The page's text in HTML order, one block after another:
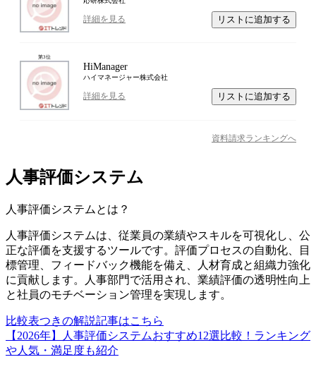
詳細を見る リストに追加する
第3位
HiManager
ハイマネージャー株式会社
詳細を見る リストに追加する
資料請求ランキングへ
人事評価システム
人事評価システム とは？
人事評価システムは、従業員の業績やスキルを可視化し、公
正な評価を支援するツールです。評価プロセスの自動化、目
標管理、フィードバック機能を備え、人材育成と組織力強化
に貢献します。人事部門で活用され、業績評価の透明性向上
と社員のモチベーション管理を実現します。
比較表つきの解説記事はこちら
【2026年】人事評価システムおすすめ12選比較！ランキング
や人気・満足度も紹介